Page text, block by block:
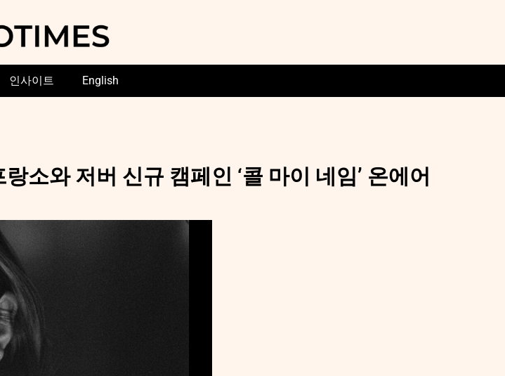
인사이트 English
소와 저버 신규 캠페인 ‘콜 마이 네임’ 온에어